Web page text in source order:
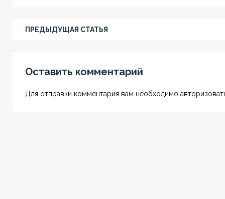
ПРЕДЫДУЩАЯ СТАТЬЯ
Оставить комментарий
Для отправки комментария вам необходимо